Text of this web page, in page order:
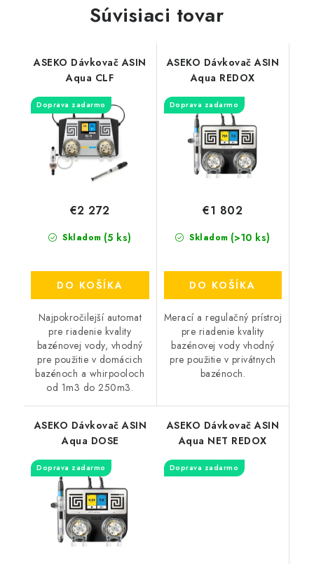
Súvisiaci tovar
ASEKO Dávkovač ASIN
Aqua CLF
Doprava zadarmo
Skladom (5 ks)
€2 272
DO KOŠÍKA
Najpokročilejší automat
pre riadenie kvality
bazénovej vody, vhodný
pre použitie v domácich
bazénoch a whirpooloch
od 1m3 do 250m3.
ASEKO Dávkovač ASIN
Aqua REDOX
Doprava zadarmo
Skladom (>10 ks)
€1 802
DO KOŠÍKA
Merací a regulačný prístroj
pre riadenie kvality
bazénovej vody vhodný
pre použitie v privátnych
bazénoch.
ASEKO Dávkovač ASIN
Aqua DOSE
Doprava zadarmo
ASEKO Dávkovač ASIN
Aqua NET REDOX
Doprava zadarmo